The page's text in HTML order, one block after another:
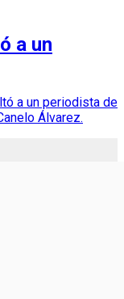
a un
a un periodista de
Álvarez.